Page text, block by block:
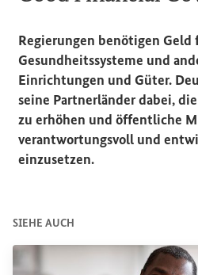
Regierungen benötigen Geld
Gesundheitssysteme und
Einrichtungen und Güter.
seine Partnerländer dabei,
zu erhöhen und öffentliche
verantwortungsvoll und
einzusetzen.
SIEHE AUCH